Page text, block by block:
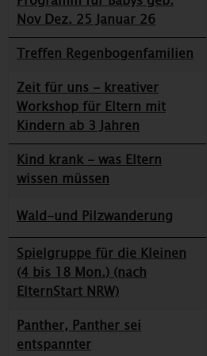
Nov Dez. 25 Januar 26
Treffen Regenbogenfamilien
Zeit für uns - kreativer
Workshop für Eltern mit
Kindern ab 3 Jahren
Kind krank - was Eltern
wissen müssen
Wald-und Pilzwanderung
Spielgruppe für die Kleinen
(4 bis 18 Mon.) (nach
ElternStart NRW)
Panther, Panther sei
entspannter